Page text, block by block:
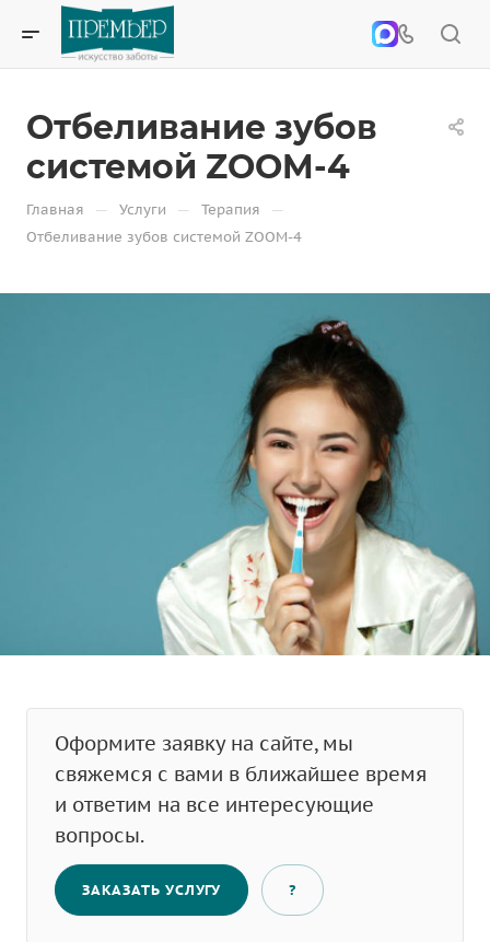
Отбеливание зубов
системой ZOOM-4
Главная — Услуги — Терапия —
Отбеливание зубов системой ZOOM-4
Оформите заявку на сайте, мы
свяжемся с вами в ближайшее время
и ответим на все интересующие
вопросы.
ЗАКАЗАТЬ УСЛУГУ ?